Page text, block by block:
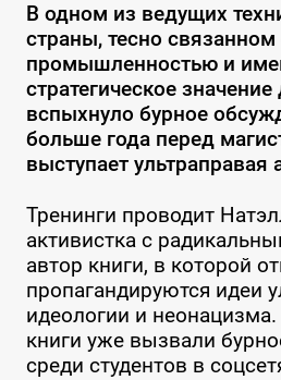
В одном из ведущих
страны, тесно
промышленностью и
стратегическое
вспыхнуло бурное
больше года перед
выступает ультраправая
Тренинги проводит
активистка с
автор книги, в которой
пропагандируются идеи
идеологии и
книги уже вызвали
среди студентов в